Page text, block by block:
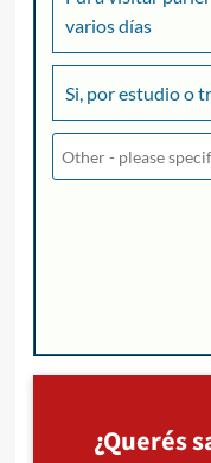
varios días
Si, por estudio o
¿Querés